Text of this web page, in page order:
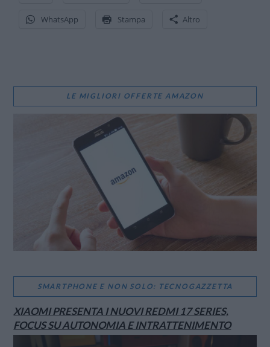
WhatsApp Stampa Altro
LE MIGLIORI OFFERTE AMAZON
SMARTPHONE E NON SOLO: TECNOGAZZETTA
XIAOMI PRESENTA I NUOVI REDMI 17 SERIES,
FOCUS SU AUTONOMIA E INTRATTENIMENTO